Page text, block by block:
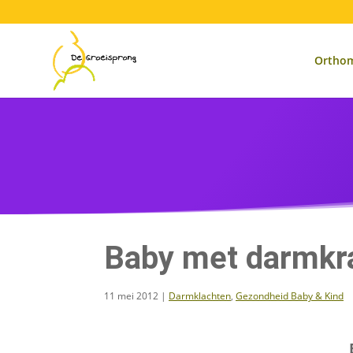
Baby met
11 mei 2012 | Darmklachten, Gezondheid Baby & Kind